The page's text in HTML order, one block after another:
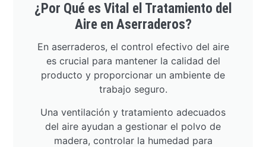
¿Por Qué es Vital el Tratamiento del
Aire en Aserraderos?
En aserraderos, el control efectivo del aire
es crucial para mantener la calidad del
producto y proporcionar un ambiente de
trabajo seguro.
Una ventilación y tratamiento adecuados
del aire ayudan a gestionar el polvo de
madera, controlar la humedad para